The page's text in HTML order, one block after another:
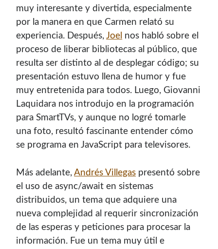
muy interesante y divertida, especialmente
por la manera en que Carmen relató su
experiencia. Después,Joel nos habló sobre el
proceso de liberar bibliotecas al público, que
resulta ser distinto al de desplegar código; su
presentación estuvo llena de humor y fue
muy entretenida para todos. Luego, Giovanni
Laquidara nos introdujo en la programación
para SmartTVs, y aunque no logré tomarle
una foto, resultó fascinante entender cómo
se programa en JavaScript para televisores.
Más adelante,Andrés Villegas presentó sobre
el uso de async/await en sistemas
distribuidos, un tema que adquiere una
nueva complejidad al requerir sincronización
de las esperas y peticiones para procesar la
información. Fue un tema muy útil e